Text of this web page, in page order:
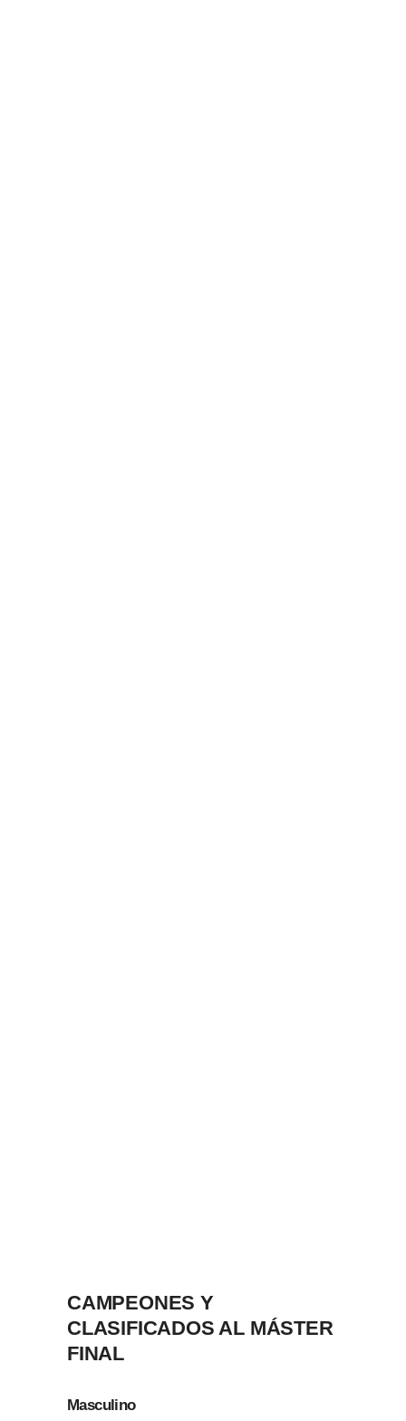
CAMPEONES Y
CLASIFICADOS AL MÁSTER
FINAL
Masculino